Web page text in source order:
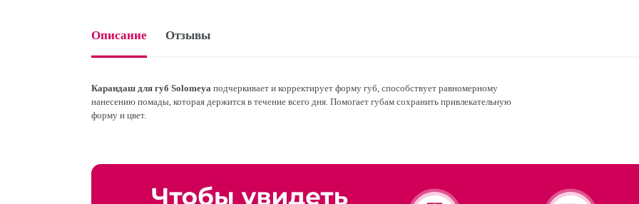
Описание Отзывы
Карандаш для губ Solomeya подчеркивает и корректирует форму губ, способствует равномерному
нанесению помады, которая держится в течение всего дня. Помогает губам сохранить привлекательную
форму и цвет.